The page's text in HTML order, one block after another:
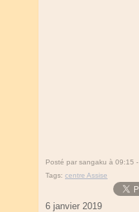
Posté par sangaku à 09:15 -
Tags: centre Assise
6 janvier 2019